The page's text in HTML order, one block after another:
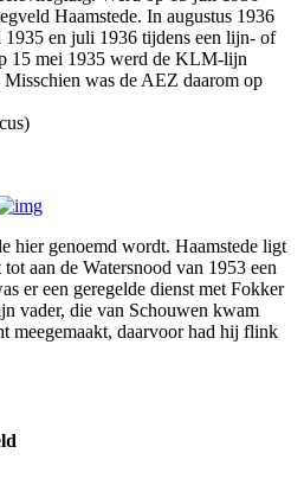
Haamstede. In augustus 1936
1935 en juli 1936 tijdens een lijn- of
15 mei 1935 werd de KLM-lijn
was de AEZ daarom op
hier genoemd wordt. Haamstede ligt
aan de Watersnood van 1953 een
er een geregelde dienst met Fokker
vader, die van Schouwen kwam
meegemaakt, daarvoor had hij flink